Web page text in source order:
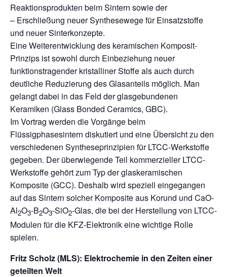
Reaktionsprodukten beim Sintern sowie der
– Erschließung neuer Synthesewege für Einsatzstoffe
und neuer Sinterkonzepte.
Eine Weiterentwicklung des keramischen Komposit-
Prinzips ist sowohl durch Einbeziehung neuer
funktionstragender kristalliner Stoffe als auch durch
deutliche Reduzierung des Glasanteils möglich. Man
gelangt dabei in das Feld der glasgebundenen
Keramiken (Glass Bonded Ceramics, GBC).
Im Vortrag werden die Vorgänge beim
Flüssigphasesintern diskutiert und eine Übersicht zu den
verschiedenen Syntheseprinzipien für LTCC-Werkstoffe
gegeben. Der überwiegende Teil kommerzieller LTCC-
Werkstoffe gehört zum Typ der glaskeramischen
Komposite (GCC). Deshalb wird speziell eingegangen
auf das Sintern solcher Komposite aus Korund und CaO-
Al2O3-B2O3-SiO2-Glas, die bei der Herstellung von LTCC-
Modulen für die KFZ-Elektronik eine wichtige Rolle
spielen.
Fritz Scholz (MLS): Elektrochemie in den Zeiten einer
geteilten Welt